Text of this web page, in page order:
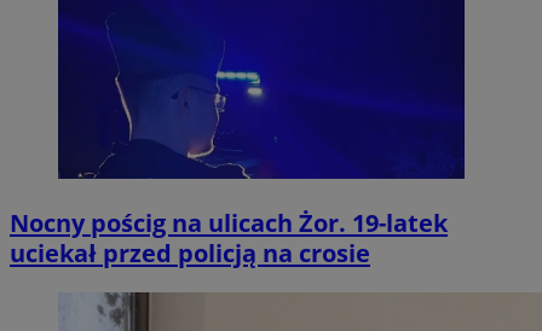
Nocny pościg na ulicach Żor. 19-latek
uciekał przed policją na crosie